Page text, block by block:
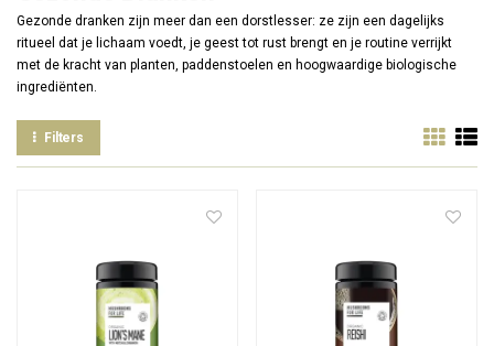
Gezonde dranken zijn meer dan een dorstlesser: ze zijn een dagelijks
ritueel dat je lichaam voedt, je geest tot rust brengt en je routine verrijkt
met de kracht van planten, paddenstoelen en hoogwaardige biologische
ingrediënten.
Filters